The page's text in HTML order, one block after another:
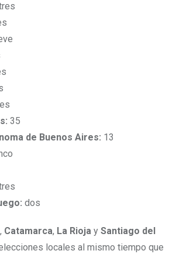
35
de Buenos Aires: 13
dos
, Catamarca, La Rioja y Santiago del
locales al mismo tiempo que